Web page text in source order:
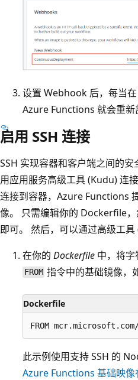
设置 Webhook 后，每当
Azure Functions 就会重新
启用 SSH 连接
SSH 实现容器和客户端之间的
用应用服务高级工具 (Kudu) 连
连接到容器，Azure Functions
像。 只需编辑你的 Dockerfile
即可。 然后，可以通过高级工具
在你的 Dockerfile 中，将字
FROM 指令中的基础镜像，
Dockerfile
此示例使用支持 SSH 的
Azure Functions 基础映像